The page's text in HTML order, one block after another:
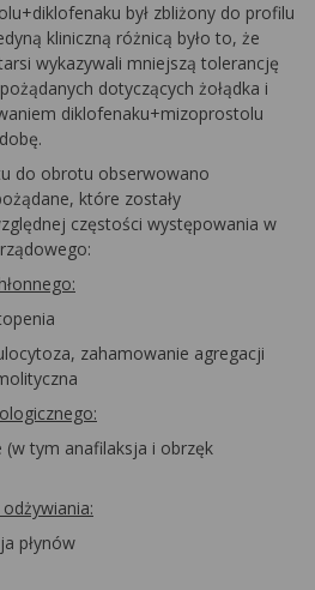
był zbliżony do profilu
kliniczną różnicą było to, że
wykazywali mniejszą tolerancję
dotyczących żołądka i
diklofenaku+mizoprostolu
do obrotu obserwowano
które zostały
częstości występowania w
zahamowanie agregacji
(w tym anafilaksja i obrzęk
płynów